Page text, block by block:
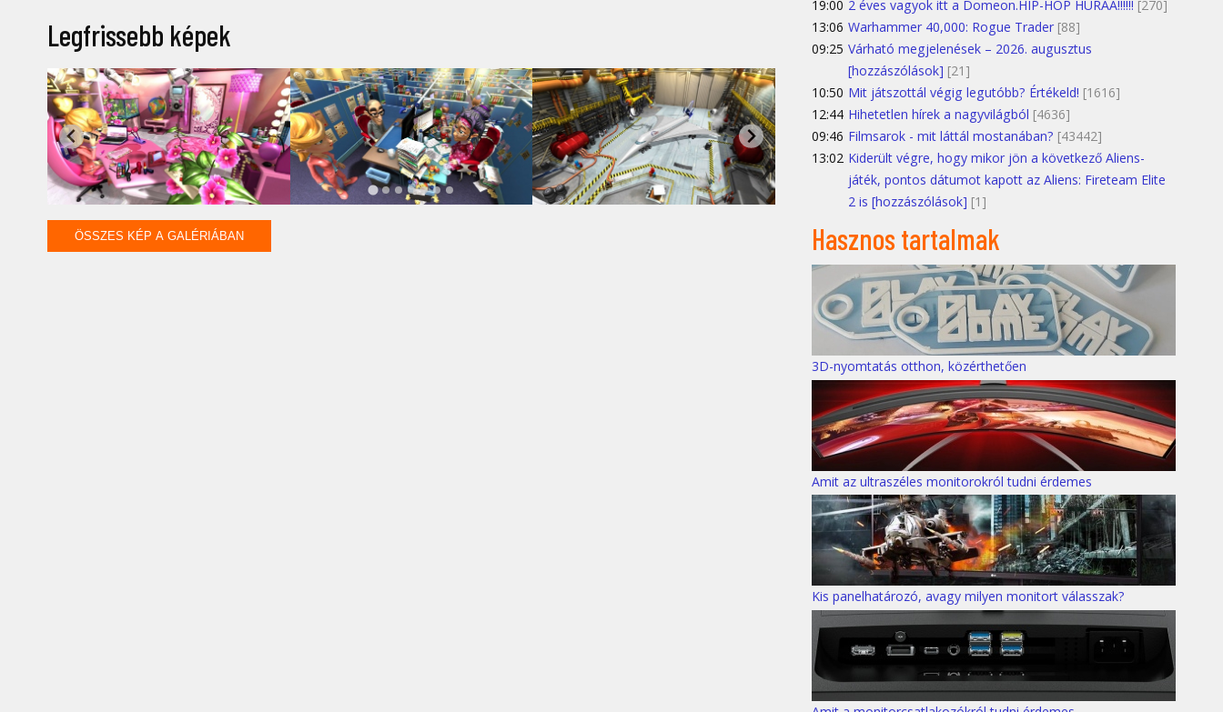
Legfrissebb képek
ÖSSZES KÉP A GALÉRIÁBAN
19:00 2 éves vagyok itt a Domeon.HIP-HOP HURÁÁ!!!!!! [270]
13:06 Warhammer 40,000: Rogue Trader [88]
09:25 Várható megjelenések – 2026. augusztus
[hozzászólások] [21]
10:50 Mit játszottál végig legutóbb? Értékeld! [1616]
12:44 Hihetetlen hírek a nagyvilágból [4636]
09:46 Filmsarok - mit láttál mostanában? [43442]
13:02 Kiderült végre, hogy mikor jön a következő Aliens-
játék, pontos dátumot kapott az Aliens: Fireteam Elite
2 is [hozzászólások] [1]
Hasznos tartalmak
3D-nyomtatás otthon, közérthetően
Amit az ultraszéles monitorokról tudni érdemes
Kis panelhatározó, avagy milyen monitort válasszak?